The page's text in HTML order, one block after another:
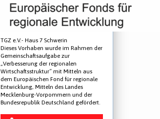
TGZ e.V.- Haus 7 Schwerin
Dieses Vorhaben wurde im Rahmen der
Gemeinschaftsaufgabe zur
„Verbesserung der regionalen
Wirtschaftsstruktur“ mit Mitteln aus
dem Europäischen Fond für regionale
Entwicklung, Mitteln des Landes
Mecklenburg-Vorpommern und der
Bundesrepublik Deutschland gefördert.